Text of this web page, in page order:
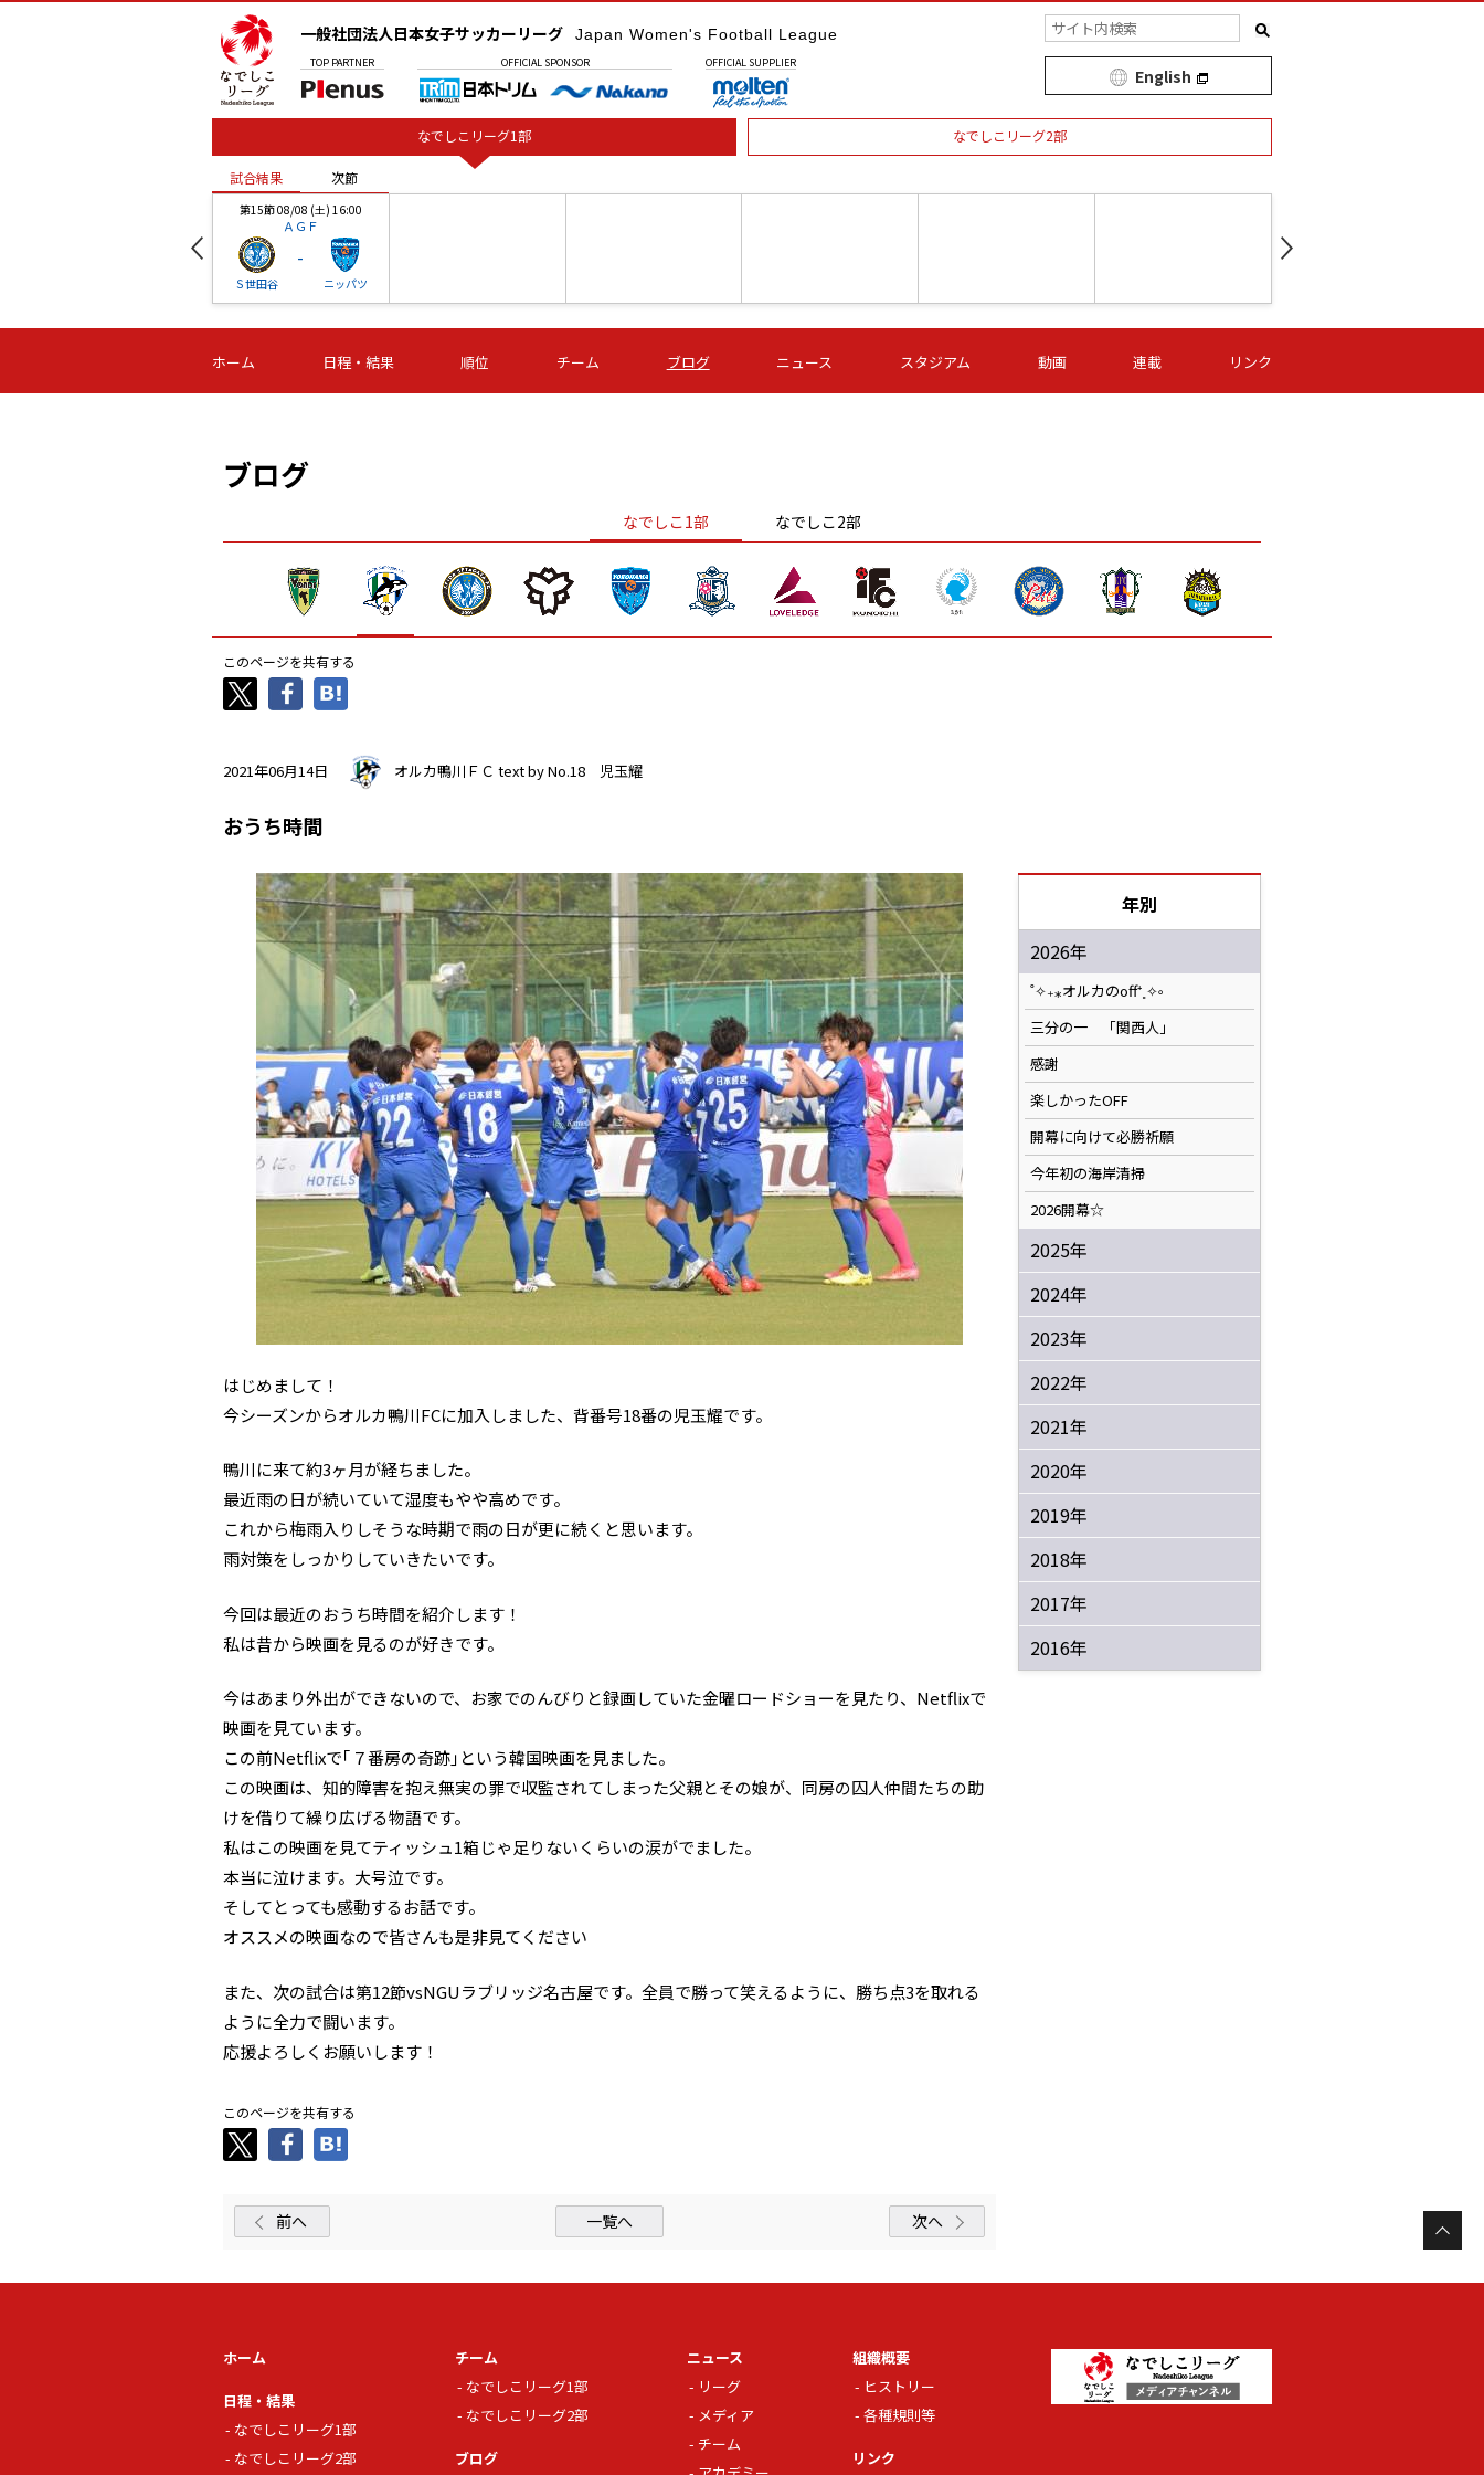
一般社団法人日本女子サッカーリーグ Japan Women's Football League
TOP PARTNER OFFICIAL SPONSOR OFFICIAL SUPPLIER
English
なでしこリーグ1部 なでしこリーグ2部
試合結果 次節
第15節 08/08 (土) 16:00
ＡＧＦ
Ｓ世田谷
-
ニッパツ
-
第16節 09/05 (土) 15:00
ニッパツ
-
第16節 09/05 (土) 15:00
石人の星
-
第16節 09/05 (土) 16:00
ＡＧＦ
-
いちご
-
第16節 09/06 (日) 15:00
-
第16節 09/06 (日) 15:00
- -
試合結果 次節
ホーム 日程・結果 順位 チーム ブログ ニュース スタジアム 動画 連載 リンク
ブログ
なでしこ1部 なでしこ2部
このページを共有する
2021年06月14日 オルカ鴨川ＦＣ text by No.18 児玉耀
おうち時間
はじめまして！
今シーズンからオルカ鴨川FCに加入しました、背番号18番の児玉耀です。
鴨川に来て約3ヶ月が経ちました。
最近雨の日が続いていて湿度もやや高めです。
これから梅雨入りしそうな時期で雨の日が更に続くと思います。
雨対策をしっかりしていきたいです。
今回は最近のおうち時間を紹介します！
私は昔から映画を見るのが好きです。
今はあまり外出ができないので、お家でのんびりと録画していた金曜ロードショーを見たり、Netflixで
映画を見ています。
この前Netflixで｢７番房の奇跡｣という韓国映画を見ました。
この映画は、知的障害を抱え無実の罪で収監されてしまった父親とその娘が、同房の囚人仲間たちの助
けを借りて繰り広げる物語です。
私はこの映画を見てティッシュ1箱じゃ足りないくらいの涙がでました。
本当に泣けます。大号泣です。
そしてとっても感動するお話です。
オススメの映画なので皆さんも是非見てください
また、次の試合は第12節vsNGUラブリッジ名古屋です。全員で勝って笑えるように、勝ち点3を取れる
ように全力で闘います。
応援よろしくお願いします！
このページを共有する
前へ 一覧へ 次へ
年別
2026年
˚✧₊⁎オルカのoff⁺˳✧༚
三分の一 「関西人」
感謝
楽しかったOFF
開幕に向けて必勝祈願
今年初の海岸清掃
2026開幕☆
2025年
2024年
2023年
2022年
2021年
2020年
2019年
2018年
2017年
2016年
ホーム
日程・結果
なでしこリーグ1部
なでしこリーグ2部
チーム
なでしこリーグ1部
なでしこリーグ2部
ブログ
ニュース
リーグ
メディア
チーム
組織概要
ヒストリー
各種規則等
リンク